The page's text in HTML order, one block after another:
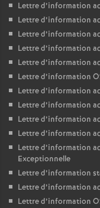
Lettre d’information
Lettre d’information
Lettre d’information
Lettre d’information
Lettre d’information
Lettre d’information
Lettre d’information
Lettre d’information
Lettre d’information
Lettre d’information
Lettre d’information
Exceptionnelle
Lettre d’information
Lettre d’information
Lettre d’information